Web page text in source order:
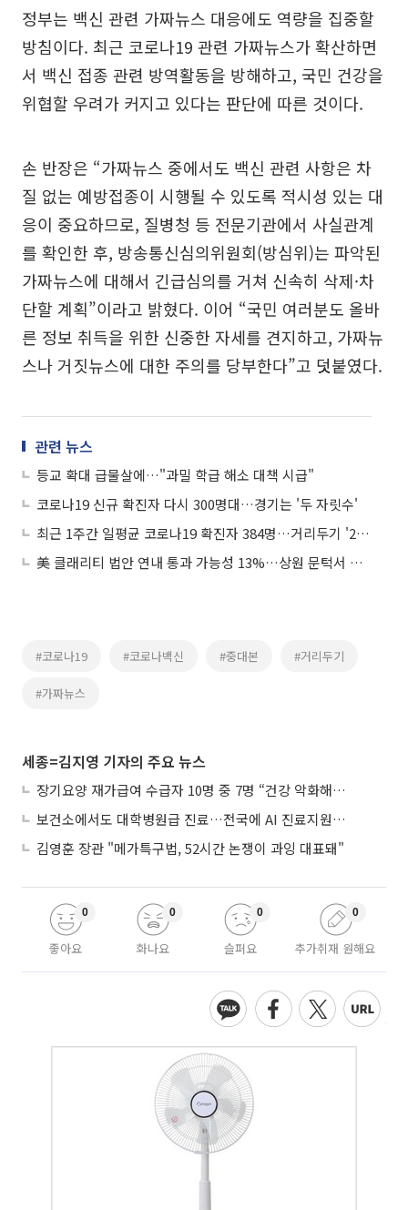
정부는 백신 관련 가짜뉴스 대응에도 역량을 집중할
방침이다. 최근 코로나19 관련 가짜뉴스가 확산하면
서 백신 접종 관련 방역활동을 방해하고, 국민 건강을
위협할 우려가 커지고 있다는 판단에 따른 것이다.
손 반장은 “가짜뉴스 중에서도 백신 관련 사항은 차
질 없는 예방접종이 시행될 수 있도록 적시성 있는 대
응이 중요하므로, 질병청 등 전문기관에서 사실관계
를 확인한 후, 방송통신심의위원회(방심위)는 파악된
가짜뉴스에 대해서 긴급심의를 거쳐 신속히 삭제·차
단할 계획”이라고 밝혔다. 이어 “국민 여러분도 올바
른 정보 취득을 위한 신중한 자세를 견지하고, 가짜뉴
스나 거짓뉴스에 대한 주의를 당부한다”고 덧붙였다.
관련 뉴스
등교 확대 급물살에…"과밀 학급 해소 대책 시급"
코로나19 신규 확진자 다시 300명대…경기는 '두 자릿수'
최근 1주간 일평균 코로나19 확진자 384명…거리두기 '2단계' 시행하나?
美 클래리티 법안 연내 통과 가능성 13%…상원 문턱서 제동
#코로나19 #코로나백신 #중대본 #거리두기
#가짜뉴스
세종=김지영 기자의 주요 뉴스
장기요양 재가급여 수급자 10명 중 7명 “건강 악화해도 집에서”
보건소에서도 대학병원급 진료…전국에 AI 진료지원도구 보급
김영훈 장관 "메가특구법, 52시간 논쟁이 과잉 대표돼"
좋아요
0
화나요
0
슬퍼요
0
추가취재 원해요
0